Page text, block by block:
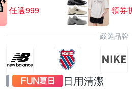
任選999
領券
嚴選品牌
日用清潔